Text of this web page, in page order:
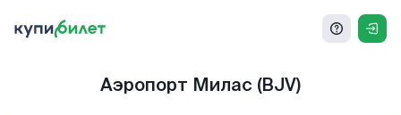
Аэропорт Милас (BJV)